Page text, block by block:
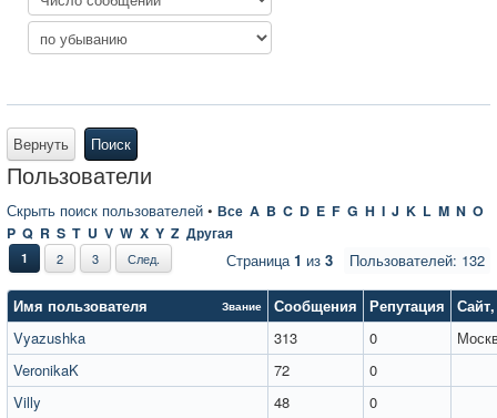
Вернуть Поиск
Пользователи
Скрыть поиск пользователей • Все A B C D E F G H I J K L M N O
P Q R S T U V W X Y Z Другая
Пользователей: 132
1 2 3 След. Страница1 из 3
Имя пользователя Звание Сообщения Репутация Сайт
Vyazushka
313 0
VeronikaK
72
0
Villy
48
0